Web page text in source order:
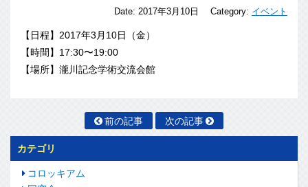
Date:2017年3月10日 Category: イベント
【日程】2017年3月10日（金）
【時間】17:30〜19:00
【場所】瀧川記念学術交流会館
前の記事 次の記事
カテゴリ
コロッキアム